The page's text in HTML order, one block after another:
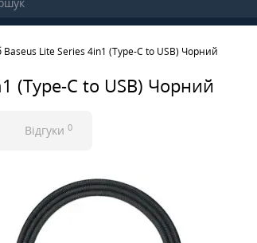
Baseus Lite Series 4in1 (Type-C to USB) Чорний
(Type-C to USB) Чорний
Відгуки 0